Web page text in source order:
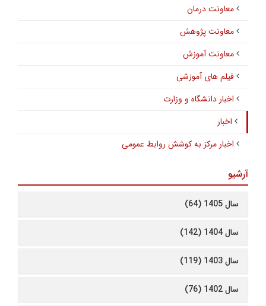
معاونت درمان
معاونت پژوهش
معاونت آموزش
فیلم های آموزشی
اخبار دانشگاه و وزارت
اخبار
اخبار مرکز به کوشش روابط عمومی
آرشیو
سال 1405 (64)
سال 1404 (142)
سال 1403 (119)
سال 1402 (76)